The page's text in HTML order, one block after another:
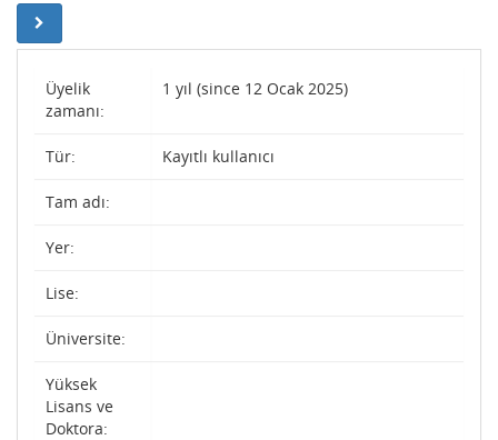
Üyelik
zamanı:
1 yıl (since 12 Ocak 2025)
Tür: Kayıtlı kullanıcı
Tam adı:
Yer:
Lise:
Üniversite:
Yüksek
Lisans ve
Doktora: